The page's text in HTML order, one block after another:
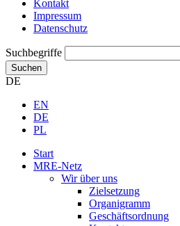
Kontakt
Impressum
Datenschutz
Suchbegriffe
Suchen
DE
EN
DE
PL
Start
MRE-Netz
Wir über uns
Zielsetzung
Organigramm
Geschäftsordnung